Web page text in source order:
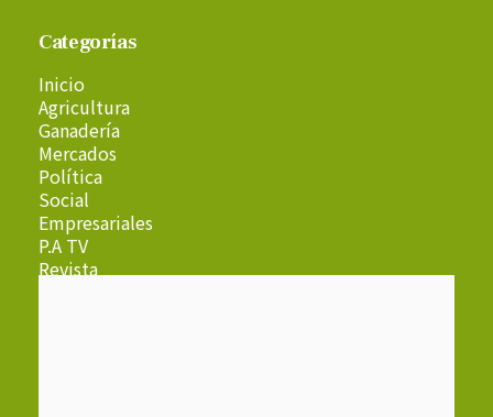
Categorías
Inicio
Agricultura
Ganadería
Mercados
Política
Social
Empresariales
P.A TV
Revista